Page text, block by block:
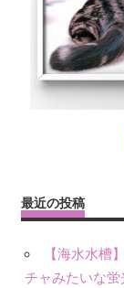
最近の投稿
【海水水槽
チャみたいな